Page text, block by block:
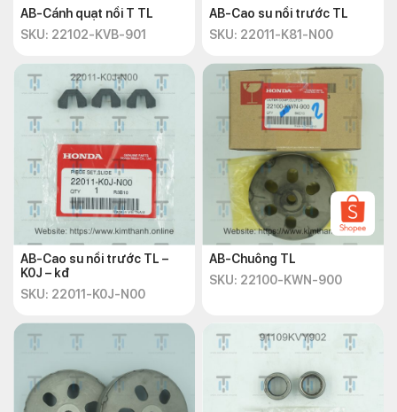
AB-Cánh quạt nồi T TL
SKU: 22102-KVB-901
AB-Cao su nồi trước TL
SKU: 22011-K81-N00
AB-Cao su nồi trước TL –
K0J – kđ
SKU: 22011-K0J-N00
AB-Chuông TL
SKU: 22100-KWN-900